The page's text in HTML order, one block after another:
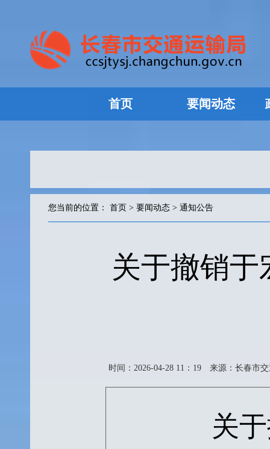
首页 要闻动态
您当前的位置： 首页 > 要闻动态 > 通知公告
关于撤销
时间：2026-04-28 11：19 来源：长春市
关